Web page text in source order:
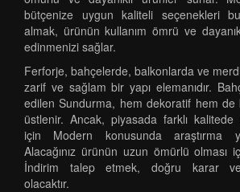
bütçenize uygun kaliteli seçenekleri
almak, ürünün kullanım ömrü ve
edinmenizi sağlar.
Ferforje, bahçelerde, balkonlarda ve
zarif ve sağlam bir yapı elemanıdır.
edilen Sundurma, hem dekoratif hem
üstlenir. Ancak, piyasada farklı
için Modern konusunda araştırma
Alacağınız ürünün uzun ömürlü olması
İndirim talep etmek, doğru karar
olacaktır.